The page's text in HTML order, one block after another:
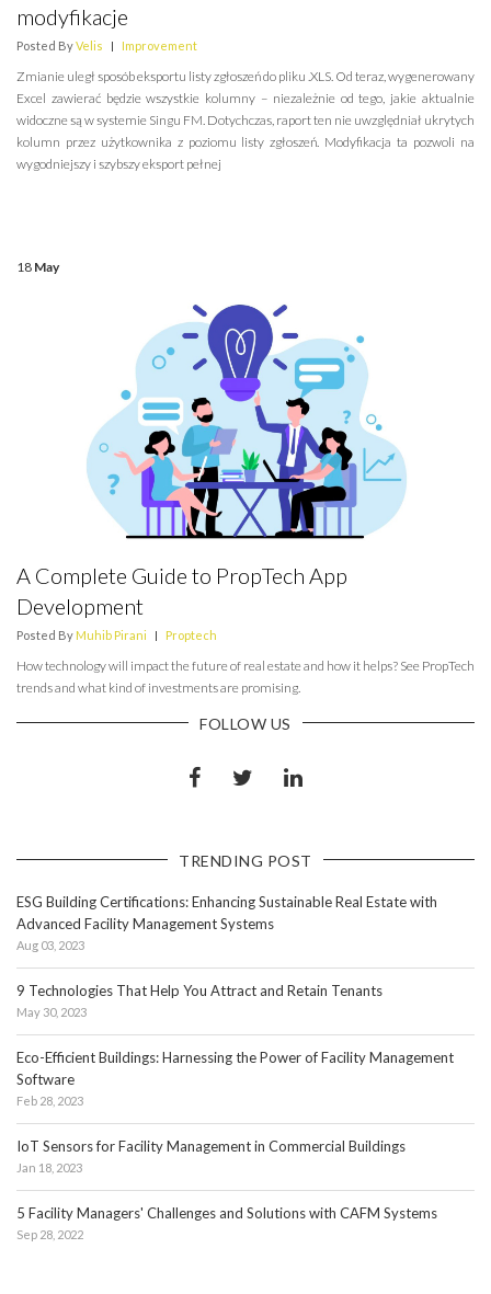
modyfikacje
Posted ByVelis | Improvement
Zmianie uległ sposób eksportu listy zgłoszeń do pliku .XLS. Od teraz, wygenerowany
Excel zawierać będzie wszystkie kolumny – niezależnie od tego, jakie aktualnie
widoczne są w systemie Singu FM. Dotychczas, raport ten nie uwzględniał ukrytych
kolumn przez użytkownika z poziomu listy zgłoszeń. Modyfikacja ta pozwoli na
wygodniejszy i szybszy eksport pełnej
18 May
A Complete Guide to PropTech App
Development
Posted By Muhib Pirani | Proptech
How technology will impact the future of real estate and how it helps? See PropTech
trends and what kind of investments are promising.
FOLLOW US
TRENDING POST
ESG Building Certifications: Enhancing Sustainable Real Estate with
Advanced Facility Management Systems
Aug 03, 2023
9 Technologies That Help You Attract and Retain Tenants
May 30, 2023
Eco-Efficient Buildings: Harnessing the Power of Facility Management
Software
Feb 28, 2023
IoT Sensors for Facility Management in Commercial Buildings
Jan 18, 2023
5 Facility Managers' Challenges and Solutions with CAFM Systems
Sep 28, 2022